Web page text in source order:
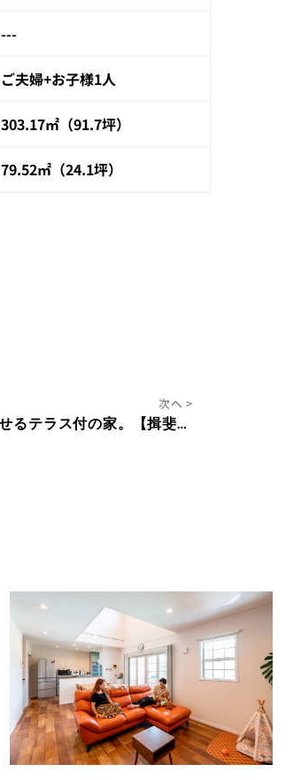
---
ご夫婦+お子様1人
303.17㎡（91.7坪）
79.52㎡（24.1坪）
次へ >
平屋と2階建のいいとこどり。大らかに暮らせるテラス付の家。【揖斐郡】